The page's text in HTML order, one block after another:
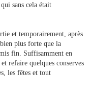
sans cela était
et temporairement, après
plus forte que la
fin. Suffisamment en
refaire quelques conserves
les fêtes et tout